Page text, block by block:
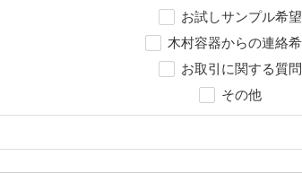
お試しサンプル希望
木村容器からの連絡
お取引に関する質問
その他